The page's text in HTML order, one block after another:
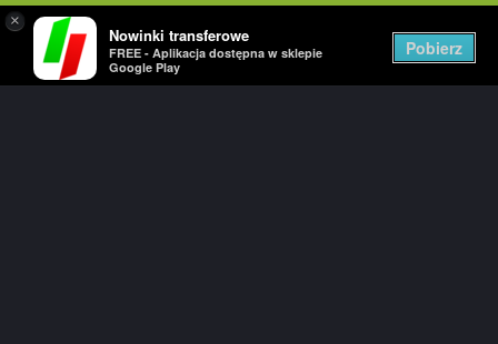
×
Nowinki transferowe
FREE - Aplikacja dostępna w sklepie
Google Play
Pobierz